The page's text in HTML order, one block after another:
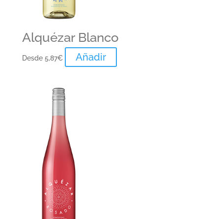
Alquézar Blanco
Desde 5,87€ Añadir